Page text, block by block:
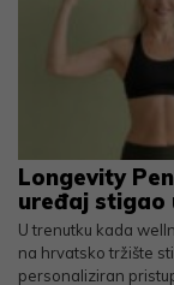
Longevity
uređaj stigao
U trenutku kada
na hrvatsko tržište
personaliziran